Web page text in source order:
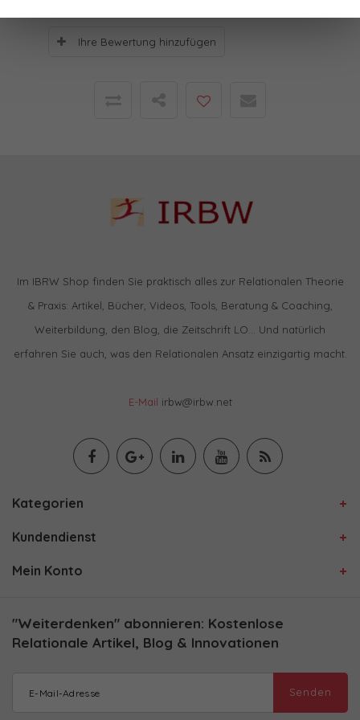
Ihre Bewertung hinzufügen
Im IBRW Shop finden Sie praktisch alles zur Relationalen Theorie
& Praxis: Artikel, Bücher, Videos, Tools, Beratung & Coaching,
Weiterbildung, den Blog, die Zeitschrift LO… Und natürlich
erfahren Sie auch, was den Relationalen Ansatz einzigartig macht.
E-Mail irbw@irbw.net
Kategorien
Kundendienst
Mein Konto
"Weiterdenken" abonnieren: Kostenlose
Relationale Artikel, Blog & Innovationen
Senden